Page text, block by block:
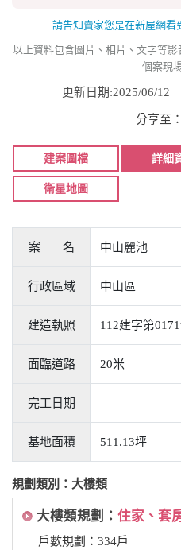
請告知賣家您是在新屋網看
以上資料包含圖片、相片、文字等
個案現
更新日期:2025/06/12
分享至：
建案圖檔 詳細
衛星地圖
案 名 中山麗池
行政區域 中山區
建造執照 112建字第
面臨道路 20米
完工日期
基地面積 511.13坪
規劃類別：大樓類
大樓類規劃： 住家、套
戶數規劃：334戶